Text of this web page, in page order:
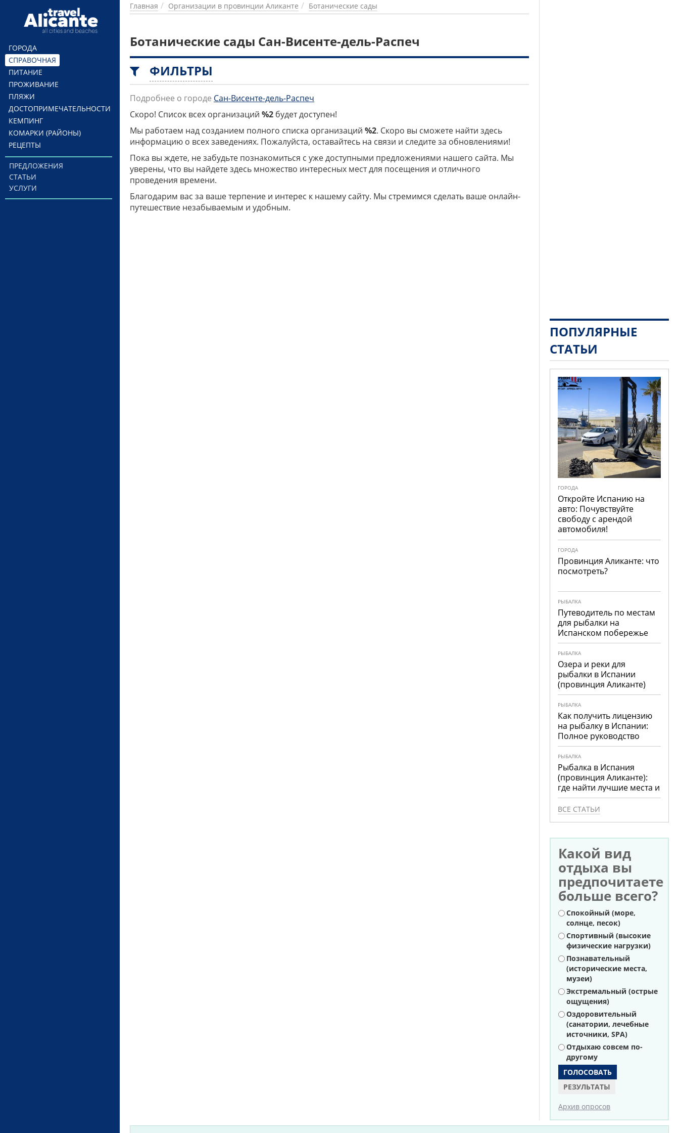
Перейти к основному содержанию
ГОРОДА
СПРАВОЧНАЯ
ПИТАНИЕ
ПРОЖИВАНИЕ
ПЛЯЖИ
ДОСТОПРИМЕЧАТЕЛЬНОСТИ
КЕМПИНГ
КОМАРКИ (РАЙОНЫ)
РЕЦЕПТЫ
ПРЕДЛОЖЕНИЯ
СТАТЬИ
УСЛУГИ
Главная Организации в провинции Аликанте Ботанические сады
Ботанические сады Сан-Висенте-дель-Распеч
ФИЛЬТРЫ
Подробнее о городе Сан-Висенте-дель-Распеч
Скоро! Список всех организаций %2 будет доступен!
Мы работаем над созданием полного списка организаций %2. Скоро вы сможете найти здесь
информацию о всех заведениях. Пожалуйста, оставайтесь на связи и следите за обновлениями!
Пока вы ждете, не забудьте познакомиться с уже доступными предложениями нашего сайта. Мы
уверены, что вы найдете здесь множество интересных мест для посещения и отличного
проведения времени.
Благодарим вас за ваше терпение и интерес к нашему сайту. Мы стремимся сделать ваше онлайн-
путешествие незабываемым и удобным.
ПОПУЛЯРНЫЕ
СТАТЬИ
ГОРОДА
Откройте Испанию на
авто: Почувствуйте
свободу с арендой
автомобиля!
ГОРОДА
Провинция Аликанте: что
посмотреть?
РЫБАЛКА
Путеводитель по местам
для рыбалки на
Испанском побережье
РЫБАЛКА
Озера и реки для
рыбалки в Испании
(провинция Аликанте)
РЫБАЛКА
Как получить лицензию
на рыбалку в Испании:
Полное руководство
РЫБАЛКА
Рыбалка в Испания
(провинция Аликанте):
где найти лучшие места и
что ловить
ВСЕ СТАТЬИ
Какой вид
отдыха вы
предпочитаете
больше всего?
Варианты
Спокойный (море,
солнце, песок)
Спортивный (высокие
физические нагрузки)
Познавательный
(исторические места,
музеи)
Экстремальный (острые
ощущения)
Оздоровительный
(санатории, лечебные
источники, SPA)
Отдыхаю совсем по-
другому
РЕЗУЛЬТАТЫ
Архив опросов